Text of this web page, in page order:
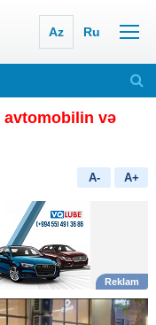
Az Ru
avtomobilin və
A- A+